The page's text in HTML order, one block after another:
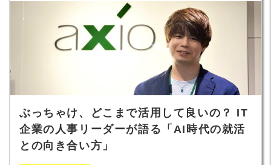
ぶっちゃけ、どこまで活用して良いの？ IT
企業の人事リーダーが語る「AI時代の就活
との向き合い方」